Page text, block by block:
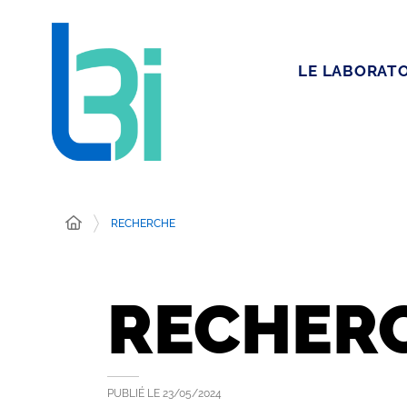
LE
RECHERCHE
PUBLIÉ LE 23/05/2024